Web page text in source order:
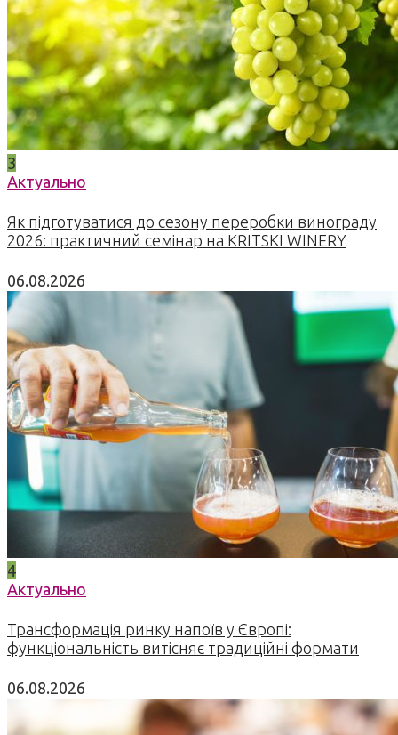
3
Актуально
Як підготуватися до сезону переробки винограду
2026: практичний семінар на KRITSKI WINERY
06.08.2026
4
Актуально
Трансформація ринку напоїв у Європі:
функціональність витісняє традиційні формати
06.08.2026